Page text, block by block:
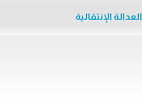
العدالة الإنتقالية